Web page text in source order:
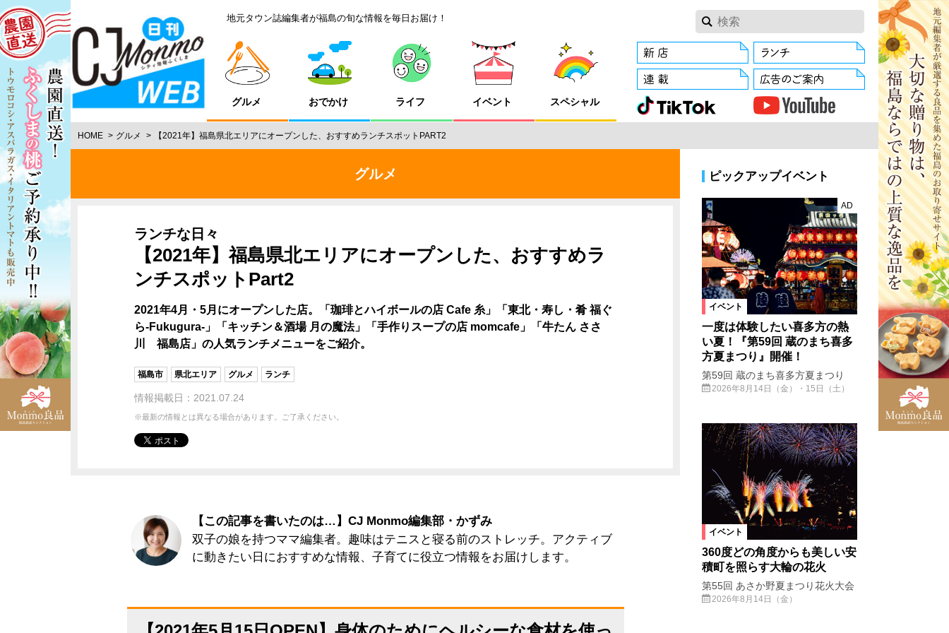
地元タウン誌編集者が福島の旬な情報を毎日お届け！
グルメ おでかけ ライフ イベント スペシャル
HOME グルメ 【2021年】福島県北エリアにオープンした、おすすめランチスポットPART2
グルメ
ランチな日々
【2021年】福島県北エリアにオープンした、おすすめラ
ンチスポットPart2
2021年4月・5月にオープンした店。「珈琲とハイボールの店 Cafe 糸」「東北・寿し・肴 福ぐ
ら-Fukugura-」「キッチン＆酒場 月の魔法」「手作りスープの店 momcafe」「牛たん ささ
川 福島店」の人気ランチメニューをご紹介。
福島市 県北エリア グルメ ランチ
情報掲載日：2021.07.24
※最新の情報とは異なる場合があります。ご了承ください。
【この記事を書いたのは…】CJ Monmo編集部・かずみ
双子の娘を持つママ編集者。趣味はテニスと寝る前のストレッチ。アクティブ
に動きたい日におすすめな情報、子育てに役立つ情報をお届けします。
ピックアップイベント
イベント
AD
一度は体験したい喜多方の熱
い夏！『第59回 蔵のまち喜多
方夏まつり』開催！
第59回 蔵のまち喜多方夏まつり
2026年8月14日（金）・15日（土）
イベント
360度どの角度からも美しい安
積町を照らす大輪の花火
第55回 あさか野夏まつり花火大会
2026年8月14日（金）